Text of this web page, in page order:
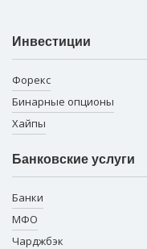
Инвестиции
Форекс
Бинарные опционы
Хайпы
Банковские услуги
Банки
МФО
Чарджбэк